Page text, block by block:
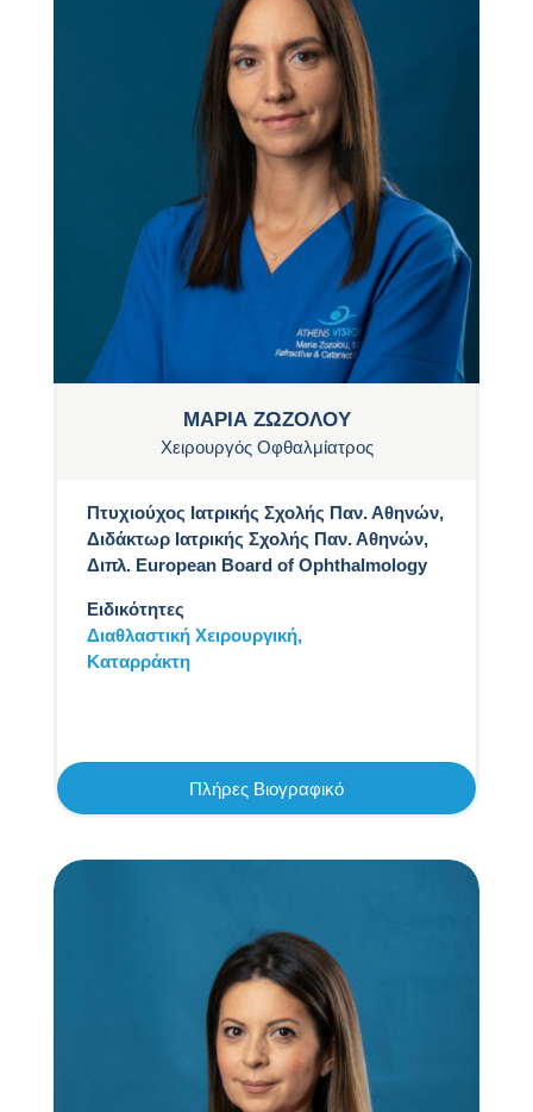
ΜΑΡΙΑ ΖΩΖΟΛΟΥ
Χειρουργός Οφθαλμίατρος
Πτυχιούχος Ιατρικής Σχολής Παν. Αθηνών,
Διδάκτωρ Ιατρικής Σχολής Παν. Αθηνών,
Διπλ. European Board of Ophthalmology
Ειδικότητες
Διαθλαστική Χειρουργική,
Καταρράκτη
Πλήρες Βιογραφικό